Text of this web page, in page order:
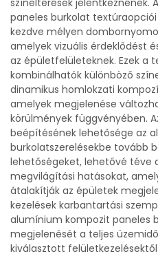
színeltérések jelentkeznének.
paneles burkolat
kezdve mélyen
amelyek vizuális érdeklődést
az épületfelületeknek. Ezek a
kombinálhatók különböző
dinamikus homlokzati
amelyek megjelenése
körülmények függvényében.
beépítésének lehetősége az
burkolatszerelésekbe tovább
lehetőségeket, lehetővé téve
megvilágítási hatásokat,
átalakítják az épületek
kezelések karbantartási
alumínium kompozit paneles
megjelenését a teljes
kiválasztott felületkezelésektől.